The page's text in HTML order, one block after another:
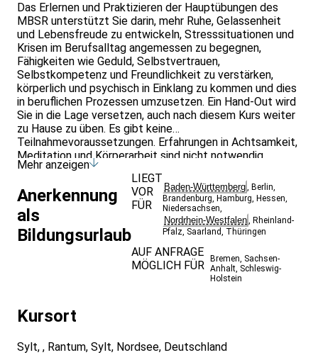
Das Erlernen und Praktizieren der Hauptübungen des
MBSR unterstützt Sie darin, mehr Ruhe, Gelassenheit
und Lebensfreude zu entwickeln, Stresssituationen und
Krisen im Berufsalltag angemessen zu begegnen,
Fähigkeiten wie Geduld, Selbstvertrauen,
Selbstkompetenz und Freundlichkeit zu verstärken,
körperlich und psychisch in Einklang zu kommen und dies
in beruflichen Prozessen umzusetzen. Ein Hand-Out wird
Sie in die Lage versetzen, auch nach diesem Kurs weiter
zu Hause zu üben. Es gibt keine
Teilnahmevoraussetzungen. Erfahrungen in Achtsamkeit,
Meditation und Körperarbeit sind nicht notwendig.
Mehr anzeigen
Anerkennung
als
Bildungsurlaub
LIEGT
VOR
FÜR
Baden-Württemberg, Berlin,
Brandenburg, Hamburg, Hessen,
Niedersachsen,
Nordrhein-Westfalen, Rheinland-
Pfalz, Saarland, Thüringen
AUF ANFRAGE
MÖGLICH FÜR
Bremen, Sachsen-
Anhalt, Schleswig-
Holstein
Kursort
Sylt, , Rantum, Sylt, Nordsee, Deutschland